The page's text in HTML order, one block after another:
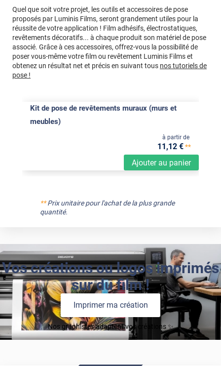
Quel que soit votre projet, les outils et accessoires de pose
proposés par Luminis Films, seront grandement utiles pour la
réussite de votre application ! Film adhésifs, électrostatiques,
revêtements décoratifs... à chaque produit son matériel de pose
associé. Grâce à ces accessoires, offrez-vous la possibilité de
poser vous-même votre film ou revêtement Luminis Films et
obtenez un résultat net et précis en suivant tous nos tutoriels de
pose !
Kit de pose de revêtements muraux (murs et
meubles)
Ajouter au panier
à partir de
11 ,12 €**
**Prix unitaire pour l'achat de la plus grande
quantité.
Vos créations ou logos imprimés
sur du film !
Imprimer ma création
Nos graphistes adaptent vos créations ✨